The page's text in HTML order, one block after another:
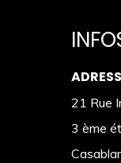
21 Rue
3 ème